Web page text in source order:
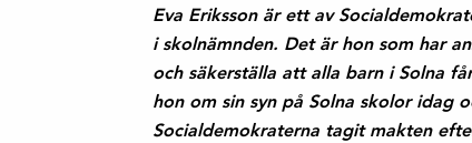
Eva Eriksson är ett av
i skolnämnden. Det är hon som har
och säkerställa att alla barn i Solna
hon om sin syn på Solna skolor idag
Socialdemokraterna tagit makten